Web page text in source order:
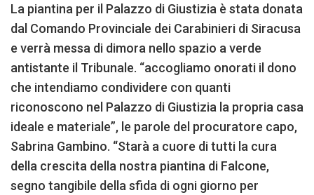
La piantina per il Palazzo di Giustizia è stata donata
dal Comando Provinciale dei Carabinieri di Siracusa
e verrà messa di dimora nello spazio a verde
antistante il Tribunale. “accogliamo onorati il dono
che intendiamo condividere con quanti
riconoscono nel Palazzo di Giustizia la propria casa
ideale e materiale”, le parole del procuratore capo,
Sabrina Gambino. “Starà a cuore di tutti la cura
della crescita della nostra piantina di Falcone,
segno tangibile della sfida di ogni giorno per